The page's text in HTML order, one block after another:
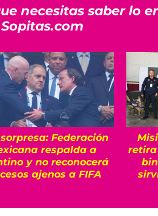
necesitas saber lo
Sopitas.com
Federación
respalda a
y no reconocerá
ajenos a FIFA
retira